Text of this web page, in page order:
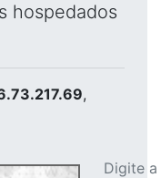
hospedados
,
Digite